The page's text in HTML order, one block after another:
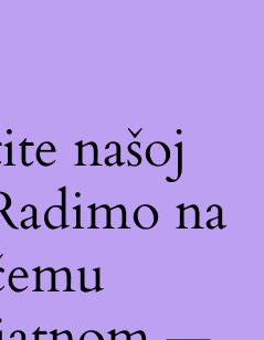
našoj
na